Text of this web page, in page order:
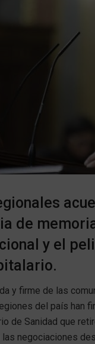
de
y el
y firme de las
del país han
de Sanidad que
negociaciones